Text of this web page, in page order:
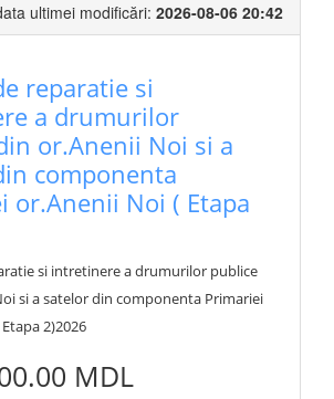
ultimei modificări: 2026-08-06 20:42
reparatie si
a drumurilor
or.Anenii Noi si a
componenta
or.Anenii Noi ( Etapa
si intretinere a drumurilor publice
si a satelor din componenta Primariei
2)2026
MDL